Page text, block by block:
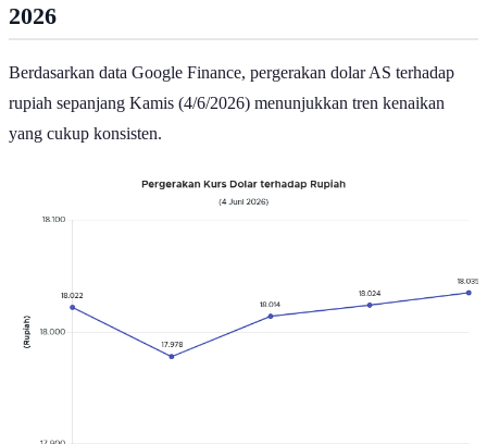
2026
Berdasarkan data Google Finance, pergerakan dolar AS terhadap
rupiah sepanjang Kamis (4/6/2026) menunjukkan tren kenaikan
yang cukup konsisten.